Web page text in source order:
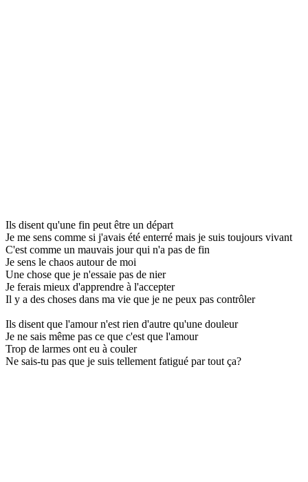
Ils disent qu'une fin peut être un départ
Je me sens comme si j'avais été enterré mais je suis toujours vivant
C'est comme un mauvais jour qui n'a pas de fin
Je sens le chaos autour de moi
Une chose que je n'essaie pas de nier
Je ferais mieux d'apprendre à l'accepter
Il y a des choses dans ma vie que je ne peux pas contrôler
Ils disent que l'amour n'est rien d'autre qu'une douleur
Je ne sais même pas ce que c'est que l'amour
Trop de larmes ont eu à couler
Ne sais-tu pas que je suis tellement fatigué par tout ça?